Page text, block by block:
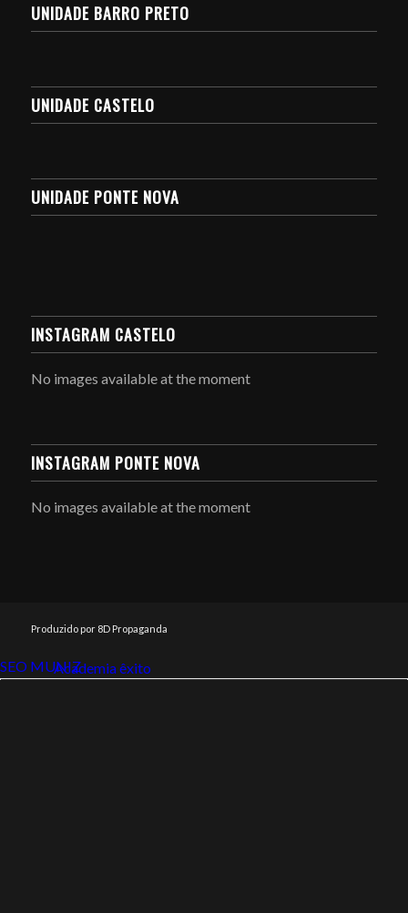
UNIDADE BARRO PRETO
UNIDADE CASTELO
UNIDADE PONTE NOVA
INSTAGRAM CASTELO
No images available at the moment
INSTAGRAM PONTE NOVA
No images available at the moment
Produzido por 8D Propaganda
SEO MUNIZ
Link112Academia êxito